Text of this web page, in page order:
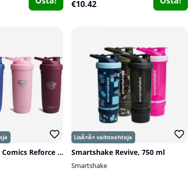
€10.42
Smartshake DC Comics Reforce Stainless Steel, 900 ml Smartshake Revive, 750 ml
Smartshake